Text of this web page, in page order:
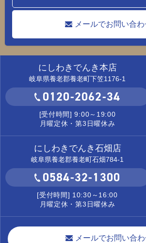
メールでお問い合
にしわきでんき本店
岐阜県養老郡養老町下笠1176-1
0120-2062-34
[受付時間] 9:00～19:00
月曜定休・第3日曜休み
にしわきでんき石畑店
岐阜県養老郡養老町石畑784-1
0584-32-1300
[受付時間] 10:30～16:00
月曜定休・第3日曜休み
メールでお問い合